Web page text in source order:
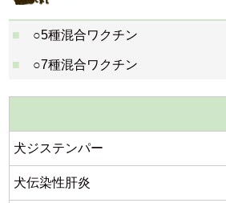
○5種混合ワクチン
○7種混合ワクチン
犬ジステンパー
犬伝染性肝炎